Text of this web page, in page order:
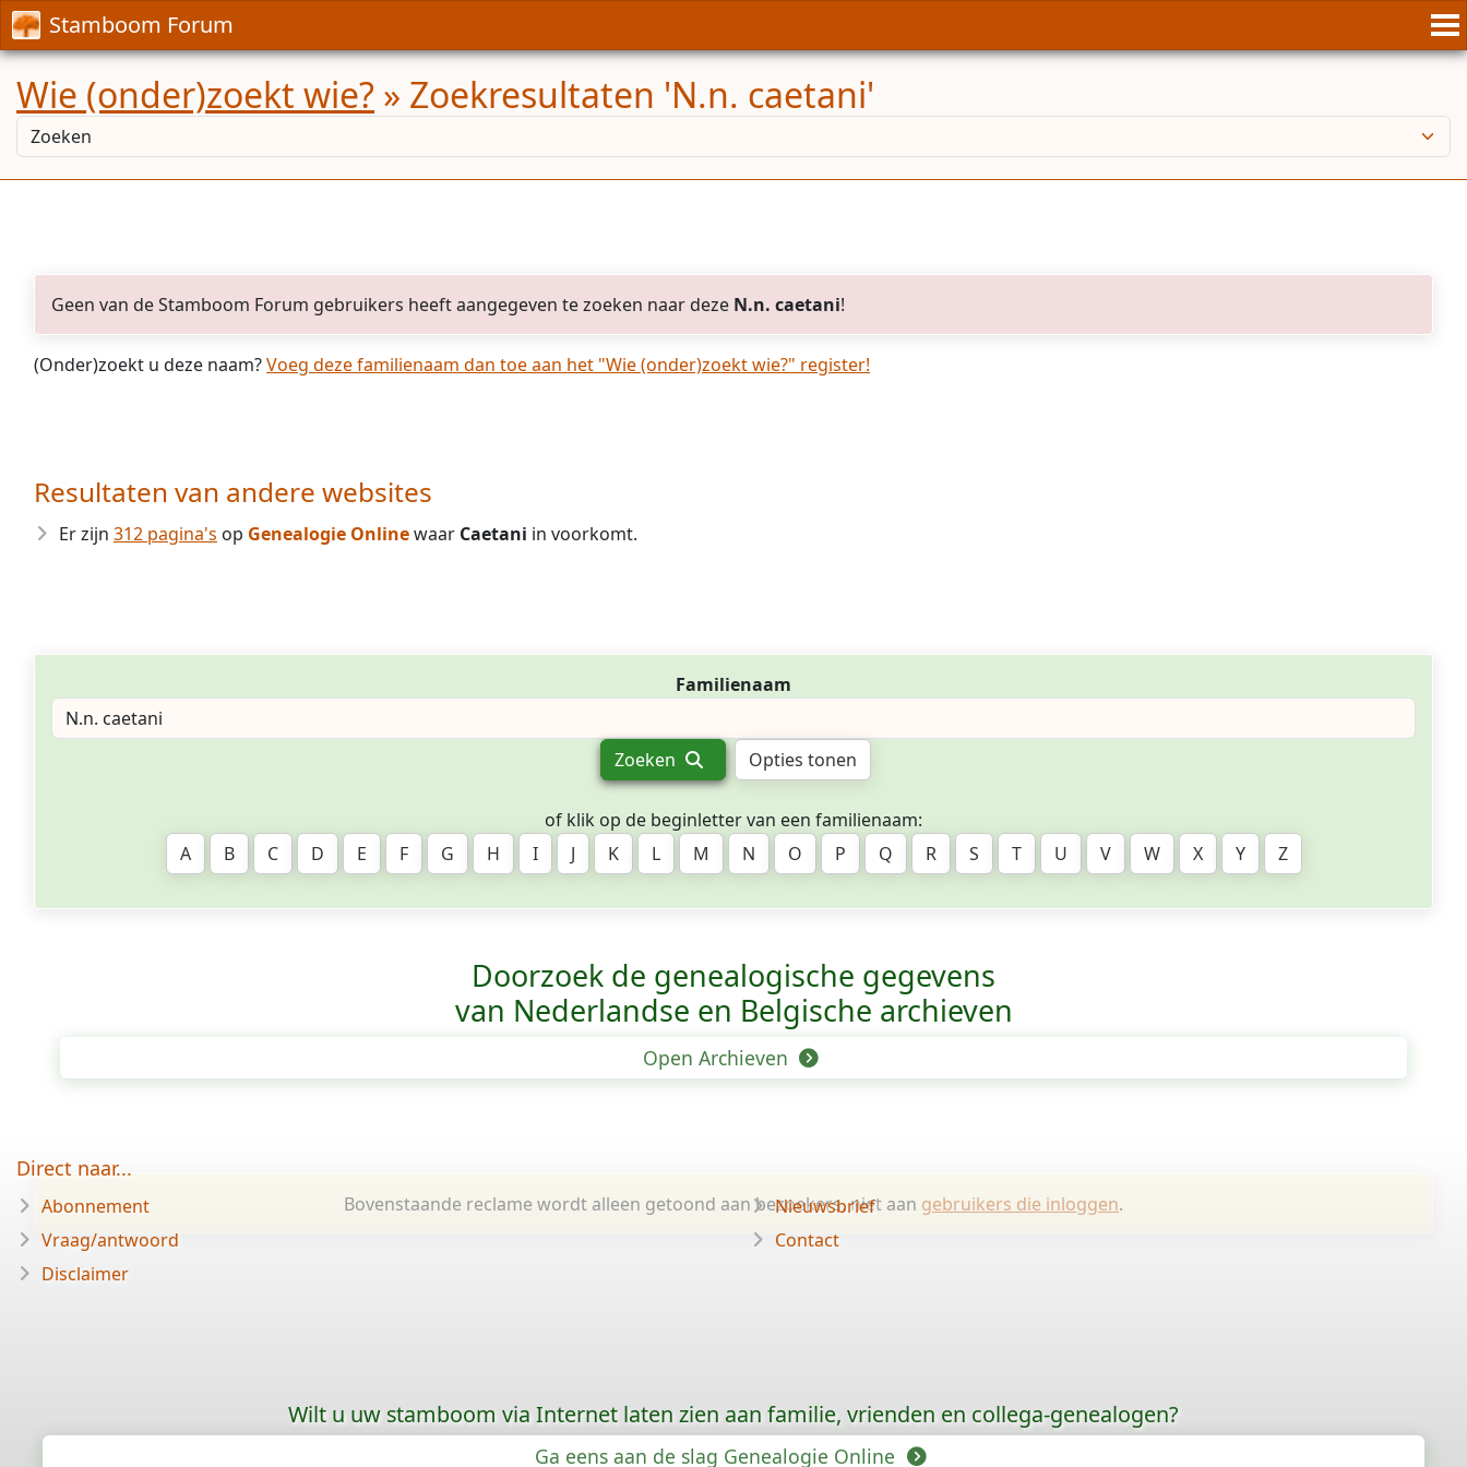
Stamboom Forum
Wie (onder)zoekt wie? » Zoekresultaten 'N.n. caetani'
Geen van de Stamboom Forum gebruikers heeft aangegeven te zoeken naar deze N.n. caetani!
(Onder)zoekt u deze naam?Voeg deze familienaam dan toe aan het "Wie (onder)zoekt wie?" register!
Resultaten van andere websites
Er zijn 312 pagina's op Genealogie Onlinewaar Caetani in voorkomt.
Familienaam
Zoeken Opties tonen
of klik op de beginletter van een familienaam:
A
B C D E F G H I J K L M N O P Q R S T U V W X Y Z
Doorzoek de genealogische gegevens
van Nederlandse en Belgische archieven
Open Archieven
Bovenstaande reclame wordt alleen getoond aan bezoekers, niet aan gebruikers die inloggen.
Direct naar...
Abonnement
Vraag/antwoord
Disclaimer
Nieuwsbrief
Contact
Wilt u uw stamboom via Internet laten zien aan familie, vrienden en collega-genealogen?
Ga eens aan de slag Genealogie Online